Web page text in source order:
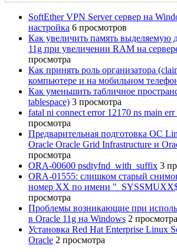
SoftEther VPN Server сервер на
настройка 6 просмотров
Как увеличить память выделяемую
11g при увеличении RAM на
просмотра
Как принять роль организатора
компьютере и на мобильном
Как уменьшить табличное
tablespace) 3 просмотра
fatal ni connect error 12170 ns main
просмотра
Предварительная подготовка ОС
Oracle Oracle Grid Infrastructure и
просмотра
ORA-00600 psdtyfnd_with_suffix 3
ORA-01555: слишком старый
номер XX по имени
просмотра
Проблемы возникающие при
в Oracle 11g на Windows 2 просмотра
Установка Red Hat Enterprise Linux
Oracle 2 просмотра